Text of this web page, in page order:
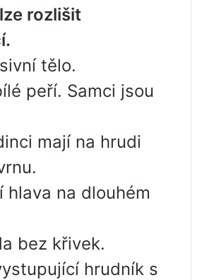
rozlišit
tělo.
peří. Samci jsou
mají na hrudi
hlava na dlouhém
bez křivek.
hrudník s